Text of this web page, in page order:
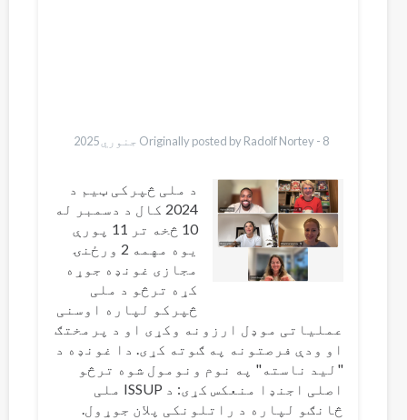
Originally posted by Radolf Nortey - 8 جنوري 2025
د ملی څپرکی ټیم د
2024 کال د دسمبر له
10 څخه تر 11 پورې
یوه مهمه 2 ورځنۍ
مجازی غونډه جوړه
کړه ترڅو د ملی
څپرکو لپاره اوسنی
عملیاتی موډل ارزونه وکړی او د پرمختګ
او ودې فرصتونه په ګوته کړی. دا غونډه د
"لید ناسته" په نوم ونومول شوه ترڅو
اصلی اجنډا منعکس کړی: د ISSUP ملی
څانګو لپاره د راتلونکی پلان جوړول.